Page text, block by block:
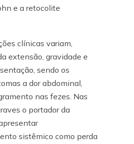
e a retocolite
clínicas variam,
extensão, gravidade e
sendo os
a dor abdominal,
nas fezes. Nas
o portador da
sistêmico como perda